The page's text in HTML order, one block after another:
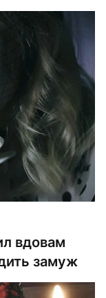
вдовам
замуж